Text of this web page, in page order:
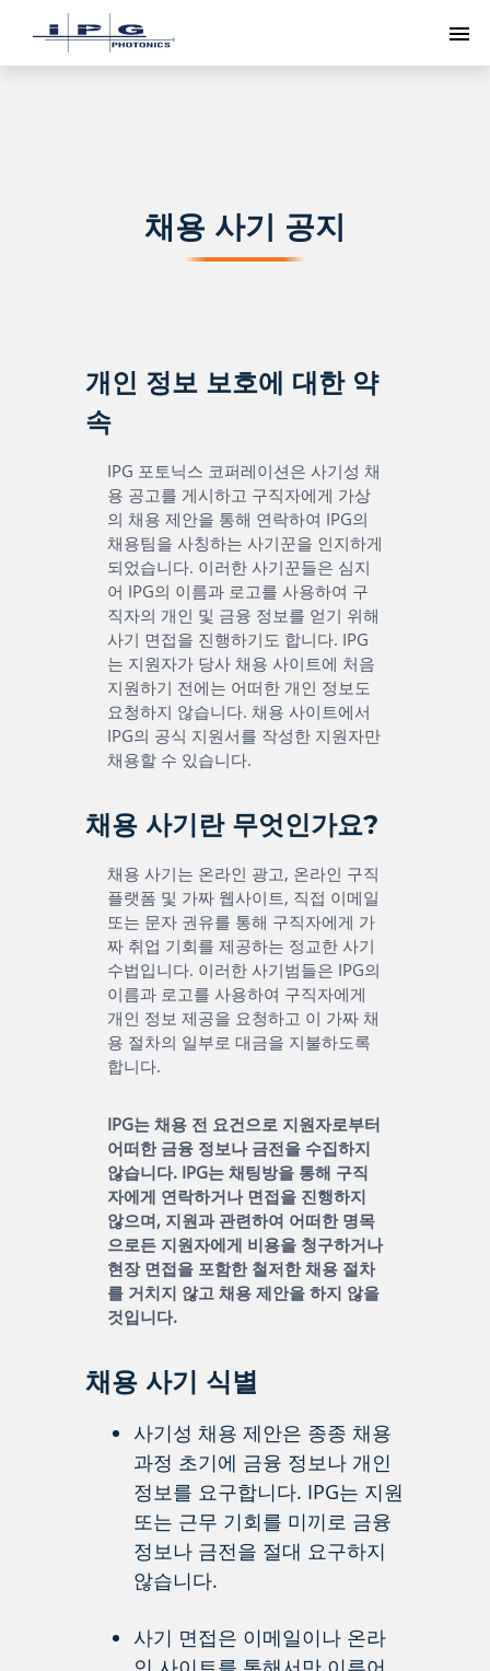
메
채용 사기 공지
개인 정보 보호에 대한 약
속
IPG 포토닉스 코퍼레이션은 사기성 채
용 공고를 게시하고 구직자에게 가상
의 채용 제안을 통해 연락하여 IPG의
채용팀을 사칭하는 사기꾼을 인지하게
되었습니다. 이러한 사기꾼들은 심지
어 IPG의 이름과 로고를 사용하여 구
직자의 개인 및 금융 정보를 얻기 위해
사기 면접을 진행하기도 합니다. IPG
는 지원자가 당사 채용 사이트에 처음
지원하기 전에는 어떠한 개인 정보도
요청하지 않습니다. 채용 사이트에서
IPG의 공식 지원서를 작성한 지원자만
채용할 수 있습니다.
채용 사기란 무엇인가요?
채용 사기는 온라인 광고, 온라인 구직
플랫폼 및 가짜 웹사이트, 직접 이메일
또는 문자 권유를 통해 구직자에게 가
짜 취업 기회를 제공하는 정교한 사기
수법입니다. 이러한 사기범들은 IPG의
이름과 로고를 사용하여 구직자에게
개인 정보 제공을 요청하고 이 가짜 채
용 절차의 일부로 대금을 지불하도록
합니다.
IPG는 채용 전 요건으로 지원자로부터
어떠한 금융 정보나 금전을 수집하지
않습니다. IPG는 채팅방을 통해 구직
자에게 연락하거나 면접을 진행하지
않으며, 지원과 관련하여 어떠한 명목
으로든 지원자에게 비용을 청구하거나
현장 면접을 포함한 철저한 채용 절차
를 거치지 않고 채용 제안을 하지 않을
것입니다.
채용 사기 식별
사기성 채용 제안은 종종 채용
과정 초기에 금융 정보나 개인
정보를 요구합니다. IPG는 지원
또는 근무 기회를 미끼로 금융
정보나 금전을 절대 요구하지
않습니다.
사기 면접은 이메일이나 온라